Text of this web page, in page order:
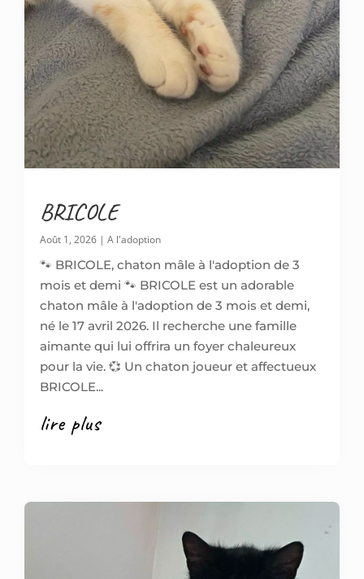
BRICOLE
Août 1, 2026 | A l'adoption
🐾 BRICOLE, chaton mâle à l'adoption de 3
mois et demi 🐾 BRICOLE est un adorable
chaton mâle à l'adoption de 3 mois et demi,
né le 17 avril 2026. Il recherche une famille
aimante qui lui offrira un foyer chaleureux
pour la vie. 💞 Un chaton joueur et affectueux
BRICOLE...
lire plus